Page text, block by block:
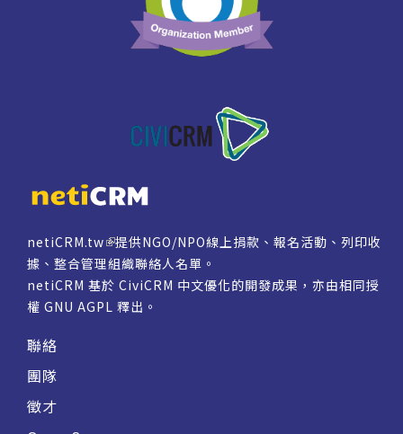
netiCRM.tw
提供NGO/NPO線上捐款、報名活動、列印收
據、整合管理組織聯絡人名單。
netiCRM 基於 CiviCRM 中文優化的開發成果，亦由相同授
權 GNU AGPL 釋出。
聯絡
團隊
徵才